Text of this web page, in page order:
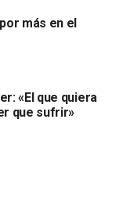
más en el
«El que quiera
que sufrir»